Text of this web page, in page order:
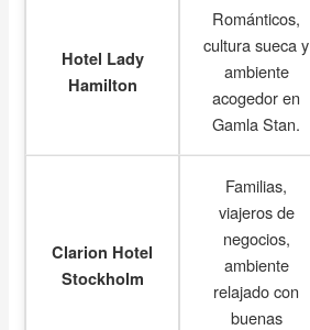
Hotel Lady
Hamilton
Románticos,
cultura sueca y
ambiente
acogedor en
Gamla Stan.
Clarion Hotel
Stockholm
Familias,
viajeros de
negocios,
ambiente
relajado con
buenas